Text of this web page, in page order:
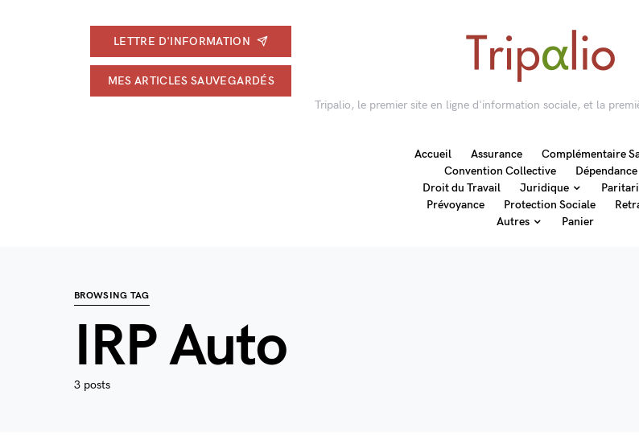
LETTRE D'INFORMATION
MES ARTICLES SAUVEGARDÉS
Tripalio, le premier site en ligne d'information sociale, et la
Accueil Assurance
Complémentaire
Convention Collective
Dépendance
Droit du Travail
Juridique
Prévoyance
Protection Sociale
Autres
Panier
BROWSING TAG
IRP Auto
3 posts